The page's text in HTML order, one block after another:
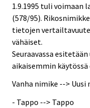
1.9.1995 tuli voimaan
(578/95).
tietojen
vähäiset.
Seuraavassa
aikaisemmin
Vanha nimike --> Uusi
- Tappo --> Tappo